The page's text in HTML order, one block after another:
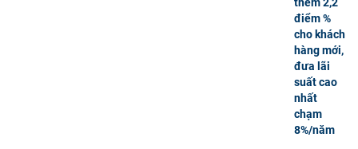
điểm %
cho khách
hàng mới,
đưa lãi
suất cao
nhất
chạm
8%/năm